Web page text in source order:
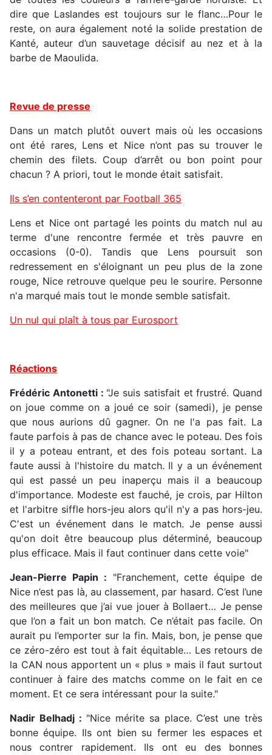
dire que Laslandes est toujours sur le flanc…Pour le
reste, on aura également noté la solide prestation de
Kanté, auteur d’un sauvetage décisif au nez et à la
barbe de Maoulida.
Revue de presse
Dans un match plutôt ouvert mais où les occasions
ont été rares, Lens et Nice n’ont pas su trouver le
chemin des filets. Coup d’arrêt ou bon point pour
chacun ? A priori, tout le monde était satisfait.
Ils s’en contenteront par Football 365
Lens et Nice ont partagé les points du match nul au
terme d'une rencontre fermée et très pauvre en
occasions (0-0). Tandis que Lens poursuit son
redressement en s'éloignant un peu plus de la zone
rouge, Nice retrouve quelque peu le sourire. Personne
n'a marqué mais tout le monde semble satisfait.
Un nul qui plaît à tous par Eurosport
Réactions
Frédéric Antonetti : "Je suis satisfait et frustré. Quand
on joue comme on a joué ce soir (samedi), je pense
que nous aurions dû gagner. On ne l'a pas fait. La
faute parfois à pas de chance avec le poteau. Des fois
il y a poteau entrant, et des fois poteau sortant. La
faute aussi à l'histoire du match. Il y a un événement
qui est passé un peu inaperçu mais il a beaucoup
d'importance. Modeste est fauché, je crois, par Hilton
et l'arbitre siffle hors-jeu alors qu'il n'y a pas hors-jeu.
C'est un événement dans le match. Je pense aussi
qu'on doit être beaucoup plus déterminé, beaucoup
plus efficace. Mais il faut continuer dans cette voie"
Jean-Pierre Papin : "Franchement, cette équipe de
Nice n’est pas là, au classement, par hasard. C’est l’une
des meilleures que j’ai vue jouer à Bollaert… Je pense
que l’on a fait un bon match. Ce n’était pas facile. On
aurait pu l’emporter sur la fin. Mais, bon, je pense que
ce zéro-zéro est tout à fait équitable… Les retours de
la CAN nous apportent un « plus » mais il faut surtout
continuer à faire des matchs comme on le fait en ce
moment. Et ce sera intéressant pour la suite."
Nadir Belhadj : "Nice mérite sa place. C’est une très
bonne équipe. Ils ont bien su fermer les espaces et
nous contrer rapidement. Ils ont eu des bonnes